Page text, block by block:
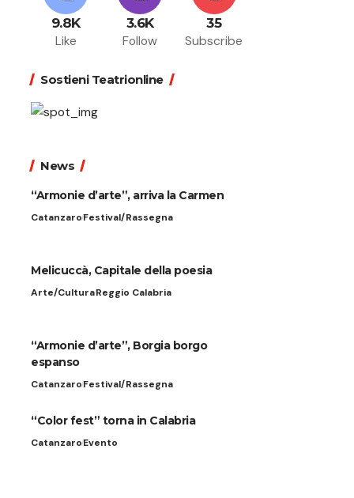
9.8K
Like
3.6K
Follow
35
Subscribe
Sostieni Teatrionline
News
“Armonie d’arte”, arriva la Carmen
CatanzaroFestival/Rassegna
Melicuccà, Capitale della poesia
Arte/CulturaReggio Calabria
“Armonie d’arte”, Borgia borgo
espanso
CatanzaroFestival/Rassegna
“Color fest” torna in Calabria
CatanzaroEvento